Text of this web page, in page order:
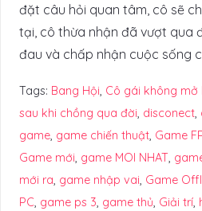
đặt câu hỏi quan tâm, cô sẽ
tại, cô thừa nhận đã vượt qua
đau và chấp nhận cuộc sống
Tags: Bang Hội, Cô gái không mở
sau khi chồng qua đời, disconect,
game, game chiến thuật, Game
Game mới, game MOI NHAT,
mới ra, game nhập vai, Game
PC, game ps 3, game thủ, Giải trí,